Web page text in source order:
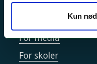
Kun
Kontakt UiT
For media
For skoler